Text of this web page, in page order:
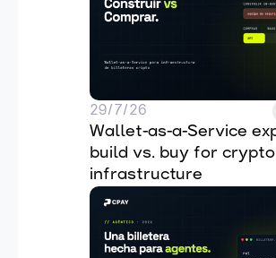
29/7/26
Wallet-as-a-Service
build vs. buy for
infrastructure